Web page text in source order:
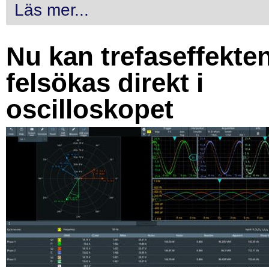
Läs mer...
Nu kan
felsökas direkt i
oscilloskopet